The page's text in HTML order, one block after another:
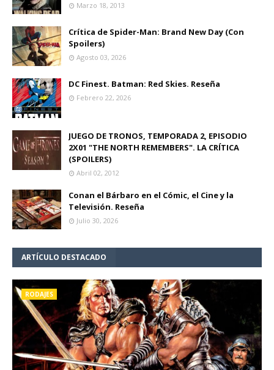
Marzo 18, 2013
Crítica de Spider-Man: Brand New Day (Con
Spoilers)
Agosto 03, 2026
DC Finest. Batman: Red Skies. Reseña
Febrero 22, 2026
JUEGO DE TRONOS, TEMPORADA 2, EPISODIO
2X01 "THE NORTH REMEMBERS". LA CRÍTICA
(SPOILERS)
Abril 02, 2012
Conan el Bárbaro en el Cómic, el Cine y la
Televisión. Reseña
Julio 30, 2026
ARTÍCULO DESTACADO
RODAJES